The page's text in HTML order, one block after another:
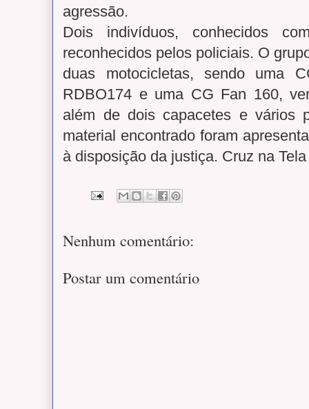
agressão.
Dois indivíduos, conhecidos
reconhecidos pelos policiais. O
duas motocicletas, sendo uma
RDBO174 e uma CG Fan 160,
além de dois capacetes e vários
material encontrado foram
à disposição da justiça. Cruz na Tela
Nenhum comentário:
Postar um comentário